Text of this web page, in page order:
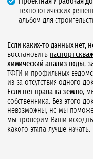
технологических
альбом для
Если каких-то данных нет,
восстановить паспорт
химический анализ воды,
ТФГИ и профильных
из-за отсутствия одного
Если нет права на землю,
собственника. Без этого
невозможны, но мы
мы проверим Ваши
какого этапа лучше начать.